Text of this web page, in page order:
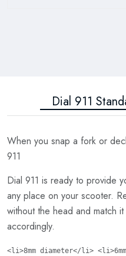
Dial 911
When you snap a fork or
911
Dial 911 is ready to provide
any place on your scooter.
without the head and match
accordingly.
<li>8mm diameter</li>